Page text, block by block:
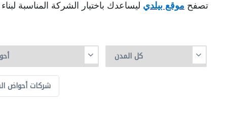
موقع بيلدي ليساعدك باختيار الشركة المناسبة
شركات أحواض